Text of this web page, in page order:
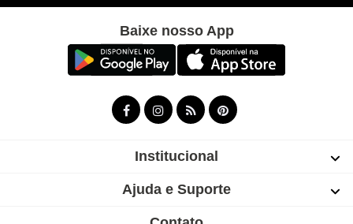
Baixe nosso App
Institucional
Ajuda e Suporte